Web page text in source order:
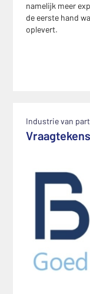
namelijk meer
de eerste hand
oplevert.
Industrie van